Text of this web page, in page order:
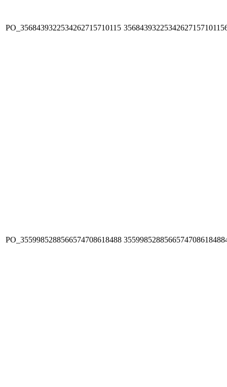
PO_3568439322534262715710115
PO_3559985288566574708618488